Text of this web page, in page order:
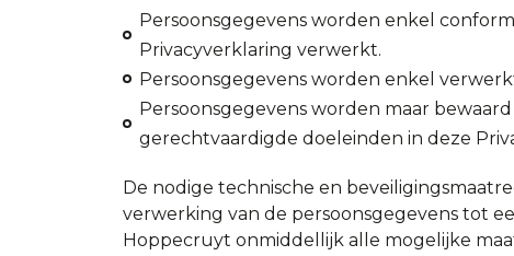
Persoonsgegevens worden enkel
Privacyverklaring verwerkt.
Persoonsgegevens worden enkel
Persoonsgegevens worden maar
gerechtvaardigde doeleinden in deze
De nodige technische en
verwerking van de persoonsgegevens tot
Hoppecruyt onmiddellijk alle mogelijke